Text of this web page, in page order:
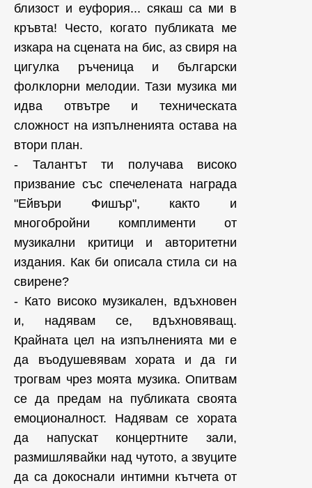
близост и еуфория... сякаш са ми в
кръвта! Често, когато публиката ме
изкара на сцената на бис, аз свиря на
цигулка ръченица и български
фолклорни мелодии. Тази музика ми
идва отвътре и техническата
сложност на изпълненията остава на
втори план.
- Талантът ти получава високо
призвание със спечелената награда
"Ейвъри Фишър", както и
многобройни комплименти от
музикални критици и авторитетни
издания. Как би описала стила си на
свирене?
- Като високо музикален, вдъхновен
и, надявам се, вдъхновяващ.
Крайната цел на изпълненията ми е
да въодушевявам хората и да ги
трогвам чрез моята музика. Опитвам
се да предам на публиката своята
емоционалност. Надявам се хората
да напускат концертните зали,
размишлявайки над чутото, а звуците
да са докоснали интимни кътчета от